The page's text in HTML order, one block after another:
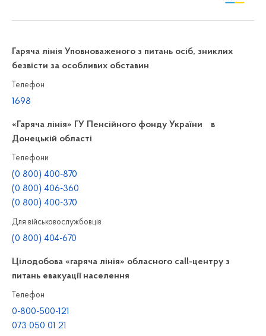
Гаряча лінія Уповноваженого з питань осіб, зниклих
безвісти за особливих обставин
Телефон
1698
«Гаряча лінія» ГУ Пенсійного фонду України в
Донецькій області
Телефони
(0 800) 400-870
(0 800) 406-360
(0 800) 400-370
Для військовослужбовців
(0 800) 404-670
Цілодобова «гаряча лінія» обласного call-центру з
питань евакуації населення
Телефон
0-800-500-121
073 050 01 21